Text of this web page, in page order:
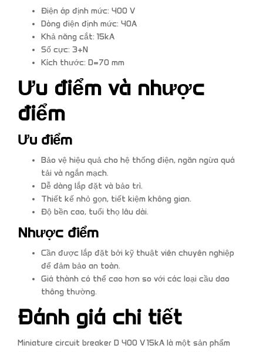
Điện áp định mức: 400 V
Dòng điện định mức: 40A
Khả năng cắt: 15kA
Số cực: 3+N
Kích thước: D=70 mm
Ưu điểm và nhược
điểm
Ưu điểm
Bảo vệ hiệu quả cho hệ thống điện, ngăn ngừa quá
tải và ngắn mạch.
Dễ dàng lắp đặt và bảo trì.
Thiết kế nhỏ gọn, tiết kiệm không gian.
Độ bền cao, tuổi thọ lâu dài.
Nhược điểm
Cần được lắp đặt bởi kỹ thuật viên chuyên nghiệp
để đảm bảo an toàn.
Giá thành có thể cao hơn so với các loại cầu dao
thông thường.
Đánh giá chi tiết
Miniature circuit breaker D 400 V 15kA là một sản phẩm